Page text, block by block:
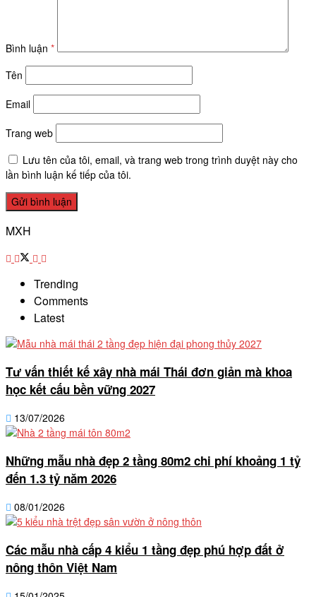
Bình luận *
Tên
Email
Trang web
Lưu tên của tôi, email, và trang web trong trình duyệt này cho
lần bình luận kế tiếp của tôi.
MXH
Trending
Comments
Latest
Tư vấn thiết kế xây nhà mái Thái đơn giản mà khoa
học kết cấu bền vững 2027
13/07/2026
Những mẫu nhà đẹp 2 tầng 80m2 chi phí khoảng 1 tỷ
đến 1.3 tỷ năm 2026
08/01/2026
Các mẫu nhà cấp 4 kiểu 1 tầng đẹp phú hợp đất ở
nông thôn Việt Nam